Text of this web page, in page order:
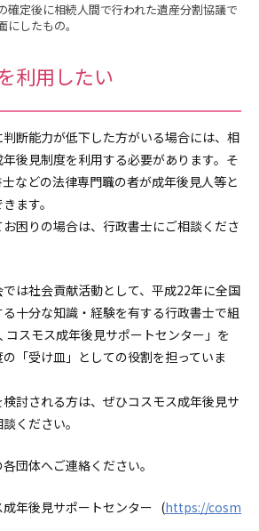
確定後に相続人間で行われた遺産分割協議で
したもの。
利用したい
断能力が低下した方がいる場合には、相
後見制度を利用する必要があります。そ
などの法律専門職の者が成年後見人等と
ます。
困りの場合は、行政書士にご相談くださ
は社会貢献活動として、平成22年に全国
十分な知識・経験を有する行政書士で組
コスモス成年後見サポートセンター」を
「受け皿」としての役割を担っていま
討される方は、ぜひコスモス成年後見サ
ください。
団体へご連絡ください。
年後見サポートセンター (https://cosm